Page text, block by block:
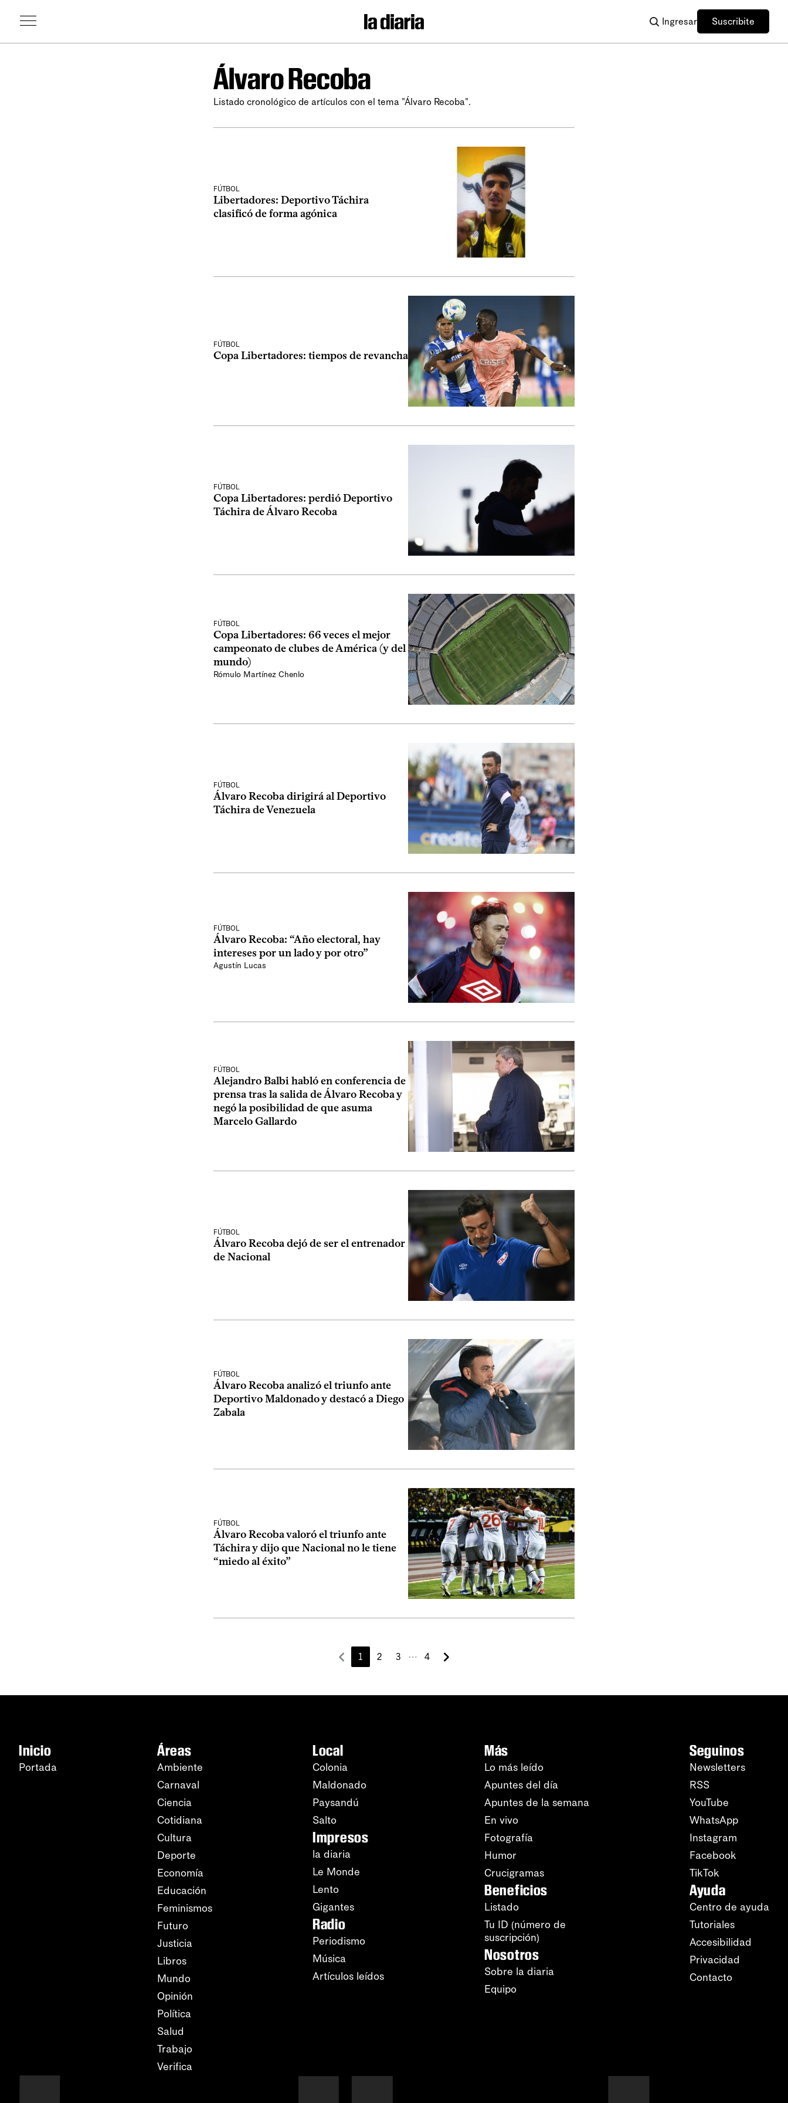
Ingresar Suscribite
Álvaro Recoba
Listado cronológico de artículos con el tema "Álvaro Recoba".
FÚTBOL
Libertadores: Deportivo Táchira
clasificó de forma agónica
FÚTBOL
Copa Libertadores: tiempos de revancha
FÚTBOL
Copa Libertadores: perdió Deportivo
Táchira de Álvaro Recoba
FÚTBOL
Copa Libertadores: 66 veces el mejor
campeonato de clubes de América (y del
mundo)
Rómulo Martínez Chenlo
FÚTBOL
Álvaro Recoba dirigirá al Deportivo
Táchira de Venezuela
FÚTBOL
Álvaro Recoba: “Año electoral, hay
intereses por un lado y por otro”
Agustín Lucas
FÚTBOL
Alejandro Balbi habló en conferencia de
prensa tras la salida de Álvaro Recoba y
negó la posibilidad de que asuma
Marcelo Gallardo
FÚTBOL
Álvaro Recoba dejó de ser el entrenador
de Nacional
FÚTBOL
Álvaro Recoba analizó el triunfo ante
Deportivo Maldonado y destacó a Diego
Zabala
FÚTBOL
Álvaro Recoba valoró el triunfo ante
Táchira y dijo que Nacional no le tiene
“miedo al éxito”
1 2 3 ⋯ 4
Inicio
Portada
Áreas
Ambiente
Carnaval
Ciencia
Cotidiana
Cultura
Deporte
Economía
Educación
Feminismos
Futuro
Justicia
Libros
Mundo
Opinión
Política
Salud
Trabajo
Verifica
Local
Colonia
Maldonado
Paysandú
Salto
Impresos
la diaria
Le Monde
Lento
Gigantes
Radio
Periodismo
Música
Artículos leídos
Más
Lo más leído
Apuntes del día
Apuntes de la semana
En vivo
Fotografía
Humor
Crucigramas
Beneficios
Listado
Tu ID (número de
suscripción)
Nosotros
Sobre la diaria
Equipo
Seguinos
Newsletters
RSS
YouTube
WhatsApp
Instagram
Facebook
TikTok
Ayuda
Centro de ayuda
Tutoriales
Accesibilidad
Privacidad
Contacto